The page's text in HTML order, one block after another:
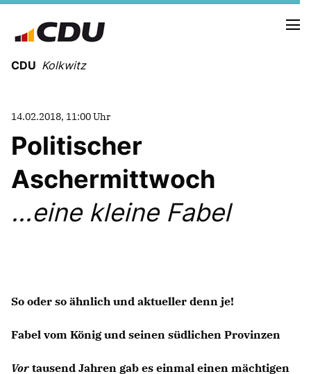
CDU Kolkwitz
Informationen der Gemeinde (Termine,
Satzungen,etc.)
VIDEOS
14.02.2018, 11:00 Uhr
Politischer
Aschermittwoch
...eine kleine Fabel
So oder so ähnlich und aktueller denn je!
Fabel vom König und seinen südlichen Provinzen
Vor tausend Jahren gab es einmal einen mächtigen